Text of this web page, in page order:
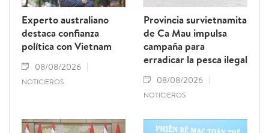
Experto australiano
destaca confianza
política con Vietnam
08/08/2026
NOTICIEROS
Provincia survietnamita
de Ca Mau impulsa
campaña para
erradicar la pesca ilegal
08/08/2026
NOTICIEROS